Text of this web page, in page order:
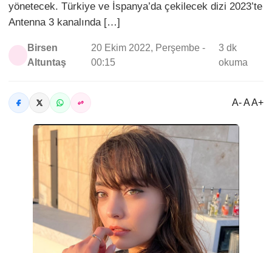
yönetecek. Türkiye ve İspanya’da çekilecek dizi 2023’te
Antenna 3 kanalında […]
Birsen
Altuntaş
20 Ekim 2022, Perşembe -
00:15
3 dk
okuma
A- A A+